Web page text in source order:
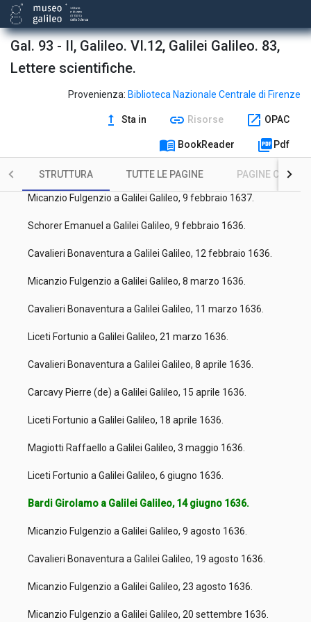
Gal. 93 - II, Galileo. VI.12, Galilei Galileo. 83,
Lettere scientifiche.
Provenienza: Biblioteca Nazionale Centrale di Firenze
upgrade Sta in link Risorse open_in_new OPAC
menu_book BookReader picture_as_pdf Pdf
STRUTTURA TUTTE LE PAGINE PAGINE CON
Micanzio Fulgenzio a Galilei Galileo, 22 dicembre 1635.
Cavalieri Bonaventura a Galilei Galileo, 24 dicembre 1635.
Guevara Giovanni (di) a Galilei Galileo, 20 gennaio 1636.
Peri Dino a Galilei Galileo, 21 gennaio 1636 ab Inc. [i.e. 1637].
Peri Dino a Galilei Galileo, [22-24 gennaio 1637].
Micanzio Fulgenzio a Galilei Galileo, 9 febbraio 1637.
Schorer Emanuel a Galilei Galileo, 9 febbraio 1636.
Cavalieri Bonaventura a Galilei Galileo, 12 febbraio 1636.
Micanzio Fulgenzio a Galilei Galileo, 8 marzo 1636.
Cavalieri Bonaventura a Galilei Galileo, 11 marzo 1636.
Liceti Fortunio a Galilei Galileo, 21 marzo 1636.
Cavalieri Bonaventura a Galilei Galileo, 8 aprile 1636.
Carcavy Pierre (de) a Galilei Galileo, 15 aprile 1636.
Liceti Fortunio a Galilei Galileo, 18 aprile 1636.
Magiotti Raffaello a Galilei Galileo, 3 maggio 1636.
Liceti Fortunio a Galilei Galileo, 6 giugno 1636.
Bardi Girolamo a Galilei Galileo, 14 giugno 1636.
Micanzio Fulgenzio a Galilei Galileo, 9 agosto 1636.
Cavalieri Bonaventura a Galilei Galileo, 19 agosto 1636.
Micanzio Fulgenzio a Galilei Galileo, 23 agosto 1636.
Micanzio Fulgenzio a Galilei Galileo, 20 settembre 1636.